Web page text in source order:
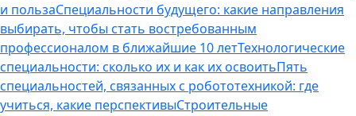
и пользаСпециальности будущего: какие направления
выбирать, чтобы стать востребованным
профессионалом в ближайшие 10 летТехнологические
специальности: сколько их и как их освоитьПять
специальностей, связанных с робототехникой: где
учиться, какие перспективыСтроительные